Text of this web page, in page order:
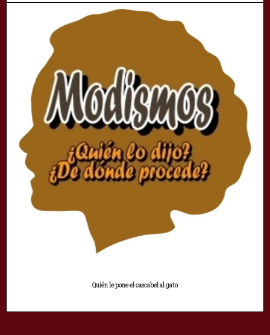
Quién le pone el cascabel al gato